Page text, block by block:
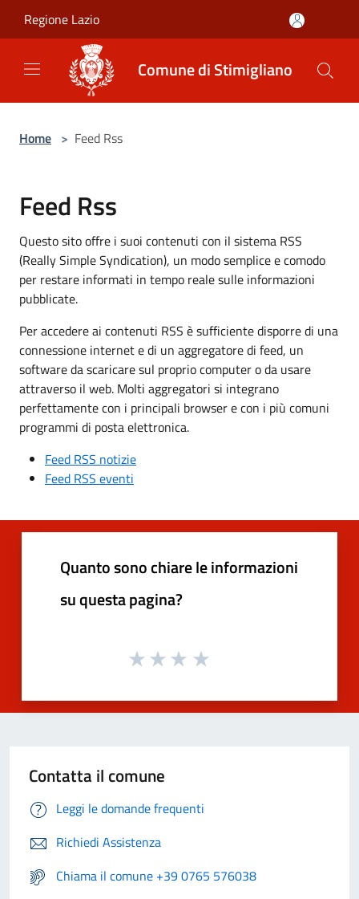
Regione Lazio
Comune di Stimigliano
Home > Feed Rss
Feed Rss
Questo sito offre i suoi contenuti con il sistema RSS
(Really Simple Syndication), un modo semplice e comodo
per restare informati in tempo reale sulle informazioni
pubblicate.
Per accedere ai contenuti RSS è sufficiente disporre di una
connessione internet e di un aggregatore di feed, un
software da scaricare sul proprio computer o da usare
attraverso il web. Molti aggregatori si integrano
perfettamente con i principali browser e con i più comuni
programmi di posta elettronica.
Feed RSS notizie
Feed RSS eventi
Quanto sono chiare le informazioni
su questa pagina?
Contatta il comune
Leggi le domande frequenti
Richiedi Assistenza
Chiama il comune +39 0765 576038